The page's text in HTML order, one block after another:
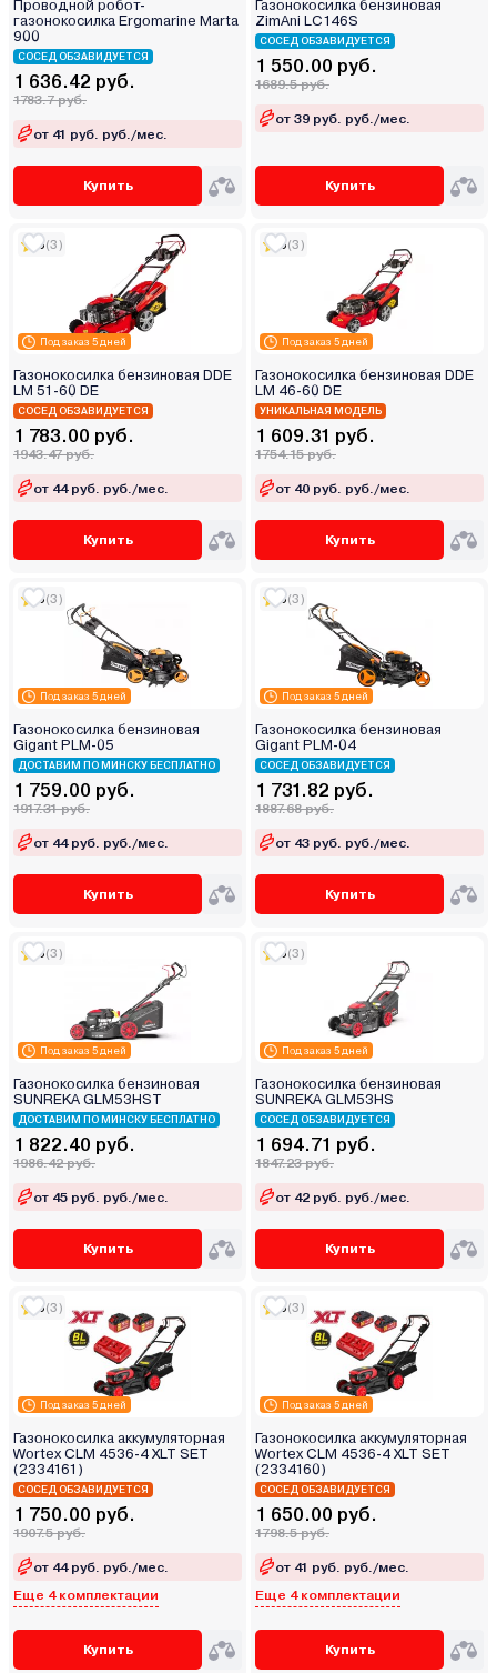
Проводной робот-
газонокосилка Ergomarine Marta
900
СОСЕД ОБЗАВИДУЕТСЯ
1 636.42 руб.
1783.7 руб.
от 41 руб. руб./мес.
Купить
Газонокосилка бензиновая
ZimAni LC146S
СОСЕД ОБЗАВИДУЕТСЯ
1 550.00 руб.
1689.5 руб.
от 39 руб. руб./мес.
Купить
Под заказ 5 дней
5(3)
Газонокосилка бензиновая DDE
LM 51-60 DE
СОСЕД ОБЗАВИДУЕТСЯ
1 783.00 руб.
1943.47 руб.
от 44 руб. руб./мес.
Купить
Под заказ 5 дней
5(3)
Газонокосилка бензиновая DDE
LM 46-60 DE
УНИКАЛЬНАЯ МОДЕЛЬ
1 609.31 руб.
1754.15 руб.
от 40 руб. руб./мес.
Купить
Под заказ 5 дней
5(3)
Газонокосилка бензиновая
Gigant PLM-05
ДОСТАВИМ ПО МИНСКУ БЕСПЛАТНО
1 759.00 руб.
1917.31 руб.
от 44 руб. руб./мес.
Купить
Под заказ 5 дней
5(3)
Газонокосилка бензиновая
Gigant PLM-04
СОСЕД ОБЗАВИДУЕТСЯ
1 731.82 руб.
1887.68 руб.
от 43 руб. руб./мес.
Купить
Под заказ 5 дней
5(3)
Газонокосилка бензиновая
SUNREKA GLM53HST
ДОСТАВИМ ПО МИНСКУ БЕСПЛАТНО
1 822.40 руб.
1986.42 руб.
от 45 руб. руб./мес.
Купить
Под заказ 5 дней
5(3)
Газонокосилка бензиновая
SUNREKA GLM53HS
СОСЕД ОБЗАВИДУЕТСЯ
1 694.71 руб.
1847.23 руб.
от 42 руб. руб./мес.
Купить
Под заказ 5 дней
5(3)
Газонокосилка аккумуляторная
Wortex CLM 4536-4 XLT SET
(2334161)
СОСЕД ОБЗАВИДУЕТСЯ
1 750.00 руб.
1907.5 руб.
от 44 руб. руб./мес.
Еще 4 комплектации
Купить
Под заказ 5 дней
5(3)
Газонокосилка аккумуляторная
Wortex CLM 4536-4 XLT SET
(2334160)
СОСЕД ОБЗАВИДУЕТСЯ
1 650.00 руб.
1798.5 руб.
от 41 руб. руб./мес.
Еще 4 комплектации
Купить